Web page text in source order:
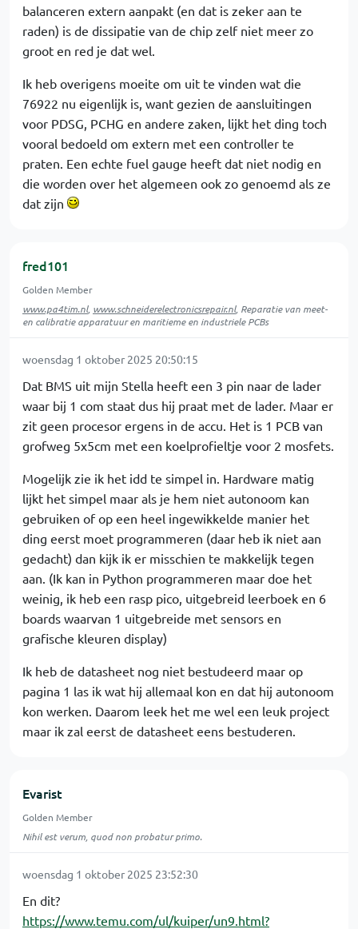
balanceren extern aanpakt (en dat is zeker aan te
raden) is de dissipatie van de chip zelf niet meer zo
groot en red je dat wel.
Ik heb overigens moeite om uit te vinden wat die
76922 nu eigenlijk is, want gezien de aansluitingen
voor PDSG, PCHG en andere zaken, lijkt het ding toch
vooral bedoeld om extern met een controller te
praten. Een echte fuel gauge heeft dat niet nodig en
die worden over het algemeen ook zo genoemd als ze
dat zijn
fred101
Golden Member
www.pa4tim.nl, www.schneiderelectronicsrepair.nl, Reparatie van meet-
en calibratie apparatuur en maritieme en industriele PCBs
woensdag 1 oktober 2025 20:50:15
Dat BMS uit mijn Stella heeft een 3 pin naar de lader
waar bij 1 com staat dus hij praat met de lader. Maar er
zit geen procesor ergens in de accu. Het is 1 PCB van
grofweg 5x5cm met een koelprofieltje voor 2 mosfets.
Mogelijk zie ik het idd te simpel in. Hardware matig
lijkt het simpel maar als je hem niet autonoom kan
gebruiken of op een heel ingewikkelde manier het
ding eerst moet programmeren (daar heb ik niet aan
gedacht) dan kijk ik er misschien te makkelijk tegen
aan. (Ik kan in Python programmeren maar doe het
weinig, ik heb een rasp pico, uitgebreid leerboek en 6
boards waarvan 1 uitgebreide met sensors en
grafische kleuren display)
Ik heb de datasheet nog niet bestudeerd maar op
pagina 1 las ik wat hij allemaal kon en dat hij autonoom
kon werken. Daarom leek het me wel een leuk project
maar ik zal eerst de datasheet eens bestuderen.
Evarist
Golden Member
Nihil est verum, quod non probatur primo.
woensdag 1 oktober 2025 23:52:30
En dit?
https://www.temu.com/ul/kuiper/un9.html?